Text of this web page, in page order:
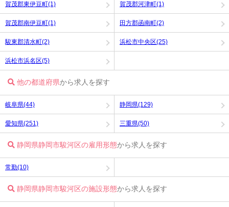
賀茂郡東伊豆町(1) 賀茂郡河津町(1)
賀茂郡南伊豆町(1) 田方郡函南町(2)
駿東郡清水町(2) 浜松市中央区(25)
浜松市浜名区(5)
他の都道府県から求人を探す
岐阜県(44) 静岡県(129)
愛知県(251) 三重県(50)
静岡県静岡市駿河区の雇用形態から求人を探す
常勤(10)
静岡県静岡市駿河区の施設形態から求人を探す